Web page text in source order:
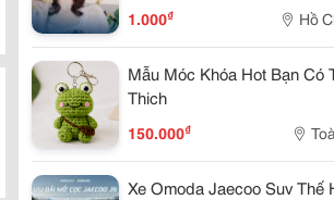
1.000₫ Hồ
Mẫu Móc Khóa Hot Bạn Có
Thich
150.000₫
Xe Omoda Jaecoo Suv Thế